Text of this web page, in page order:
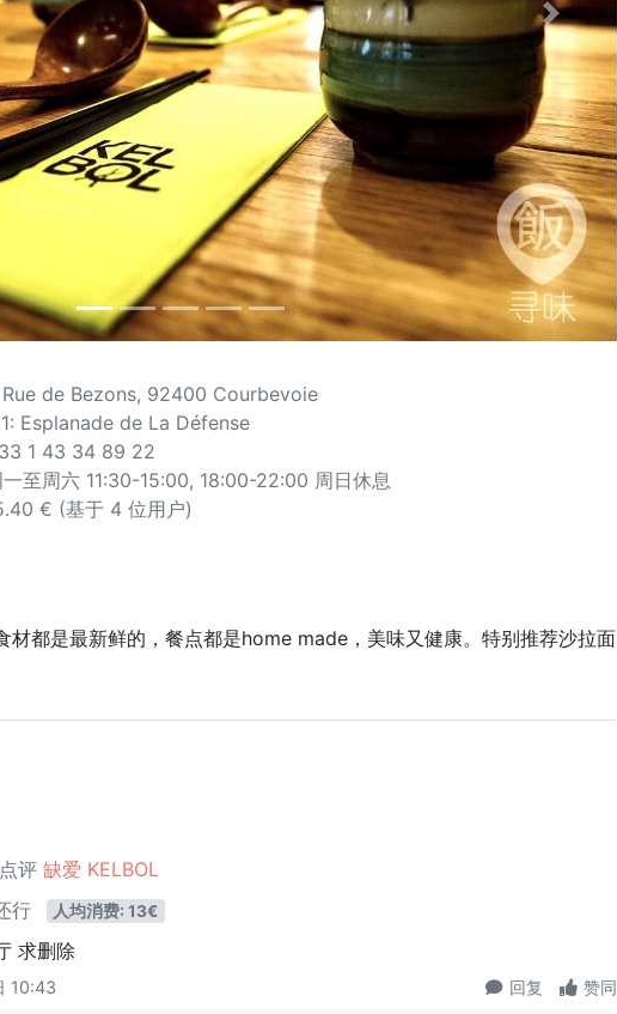
Next
de Bezons, 92400 Courbevoie
Esplanade de La Défense
1 43 34 89 22
一至周六 11:30-15:00, 18:00-22:00 周日休息
€ (基于 4 位用户)
材都是最新鲜的，餐点都是home made，美味又健康。特别推荐沙拉面
点评 缺爱 KELBOL
行
人均消费: 13€
求删除
10:43 回复 赞同